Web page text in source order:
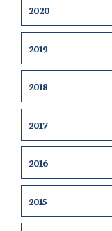
2020
2019
2018
2017
2016
2015